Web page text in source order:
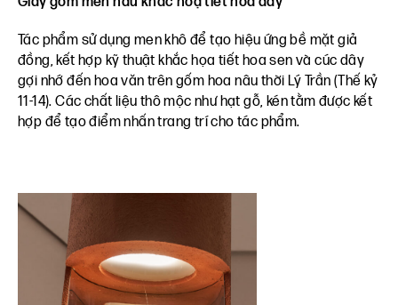
Tác phẩm sử dụng men khô để tạo hiệu ứng bề mặt giả
đồng, kết hợp kỹ thuật khắc họa tiết hoa sen và cúc dây
gợi nhớ đến hoa văn trên gốm hoa nâu thời Lý Trần (Thế kỷ
11-14). Các chất liệu thô mộc như hạt gỗ, kén tằm được kết
hợp để tạo điểm nhấn trang trí cho tác phẩm.